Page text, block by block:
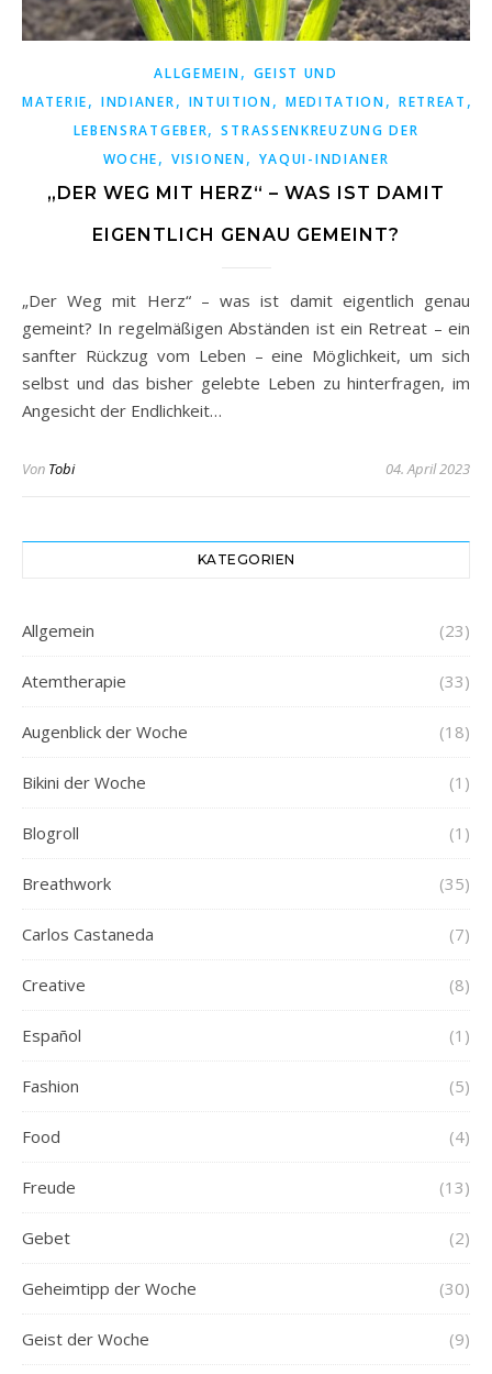
ALLGEMEIN, GEIST UND
MATERIE, INDIANER, INTUITION, MEDITATION, RETREAT ,
LEBENSRATGEBER,STRASSENKREUZUNG DER W
OCHE ,VISIONEN, YAQUI-INDIANER
„DER WEG MIT HERZ“ – WAS IST DAMIT
EIGENTLICH GENAU GEMEINT?
„Der Weg mit Herz“ – was ist damit eigentlich genau
gemeint? In regelmäßigen Abständen ist ein Retreat – ein
sanfter Rückzug vom Leben – eine Möglichkeit, um sich
selbst und das bisher gelebte Leben zu hinterfragen, im
Angesicht der Endlichkeit…
Von Tobi 04. April 2023
KATEGORIEN
Allgemein (23)
Atemtherapie (33)
Augenblick der Woche (18)
Bikini der Woche (1)
Blogroll (1)
Breathwork (35)
Carlos Castaneda (7)
Creative (8)
Español (1)
Fashion (5)
Food (4)
Freude (13)
Gebet (2)
Geheimtipp der Woche (30)
Geist der Woche (9)